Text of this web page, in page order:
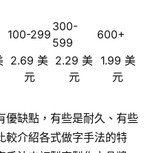
100-299
300-
599
600+
2.69 美
元
2.29 美
元
1.99 美
元
優缺點，有些是耐久、有些
較介紹各式做字手法的特